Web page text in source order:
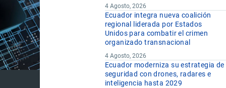
4 Agosto, 2026
Ecuador integra nueva coalición
regional liderada por Estados
Unidos para combatir el crimen
organizado transnacional
4 Agosto, 2026
Ecuador moderniza su estrategia de
seguridad con drones, radares e
inteligencia hasta 2029